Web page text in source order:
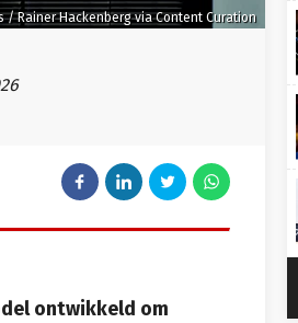
/ Rainer Hackenberg via Content Curation
ontwikkeld om